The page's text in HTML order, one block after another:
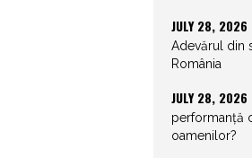
JULY 28, 2026
Adevărul din
România
JULY 28, 2026
performanță
oamenilor?